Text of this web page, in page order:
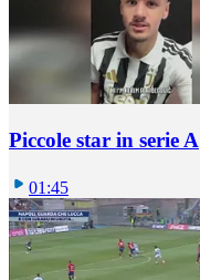
Piccole star in serie A
01:45